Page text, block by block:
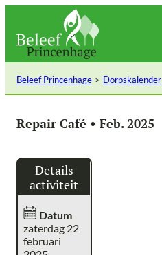
inhoud
Beleef Princenhage Dorpskalender
Repair Café • Feb. 2025
Details
activiteit
Datum
zaterdag 22
februari